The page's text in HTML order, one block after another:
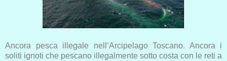
Ancora pesca illegale nell’Arcipelago Toscano. Ancora i
soliti ignoti che pescano illegalmente sotto costa con le reti a